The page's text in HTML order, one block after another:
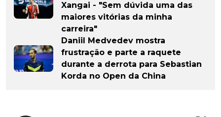
Xangai - "Sem dúvida uma das
maiores vitórias da minha
carreira"
Daniil Medvedev mostra
frustração e parte a raquete
durante a derrota para Sebastian
Korda no Open da China